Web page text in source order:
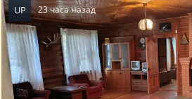
UP 23 часа назад